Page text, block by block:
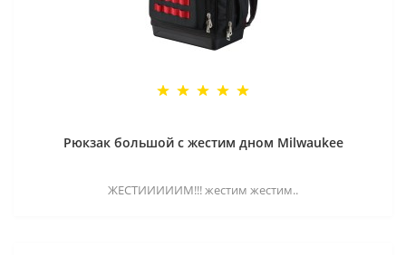
Рюкзак большой с жестим дном Milwaukee
ЖЕСТИИИИИМ!!! жестим жестим..